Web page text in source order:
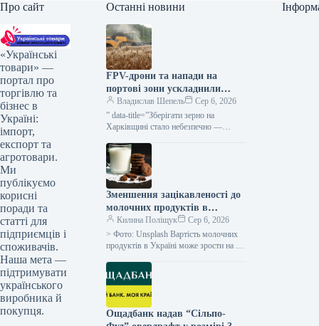
Про сайт
«Українські
товари» —
портал про
торгівлю та
бізнес в
Україні:
імпорт,
експорт та
агротовари.
Ми
публікуємо
корисні
поради та
статті для
підприємців і
споживачів.
Наша мета —
підтримувати
українського
виробника й
покупця.
Останні новини
FPV-дрони та напади на
портові зони ускладнили
діяльність сільгоспвиробників
Харківської області —
КУРКУЛЬ
Владислав Шепель
Сер 6, 2026
” data-title=”Зберігати зерно на
Харківщині стало небезпечно —
url=”https://kurkul.com/news/41851-
zberigati-zerno-na-harkivschini-stalo-
nebezpechno–fermer”> Зберігати
врожай на Харківщині стало
ризиковано — аграрій 5 серпня…
Зменшення зацікавленості до
молочних продуктів в
Україні, восени ймовірне
підвищення вартості на 5-
10% – АВМ
Килина Поліщук
Сер 6, 2026
> Фото: Unsplash Вартість молочних
продуктів в Україні може зрости на 5-
Ощадбанк надав “Сільпо-